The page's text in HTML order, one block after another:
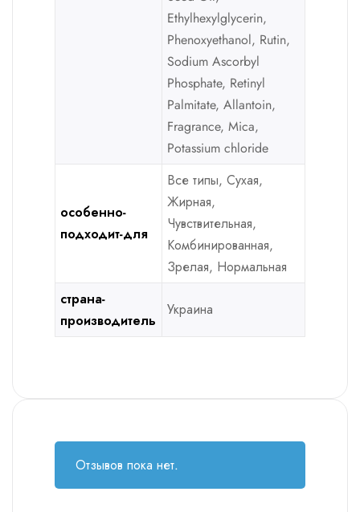
Ethylhexylglycerin,
Phenoxyethanol, Rutin,
Sodium Ascorbyl
Phosphate, Retinyl
Palmitate, Allantoin,
Fragrance, Mica,
Potassium chloride
особенно-
подходит-для
Все типы, Сухая,
Жирная,
Чувствительная,
Комбинированная,
Зрелая, Нормальная
страна-
производитель
Украина
Отзывов пока нет.